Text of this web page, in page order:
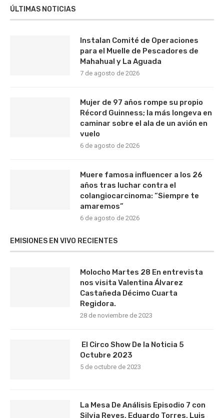
ÚLTIMAS NOTICIAS
Instalan Comité de Operaciones
para el Muelle de Pescadores de
Mahahual y La Aguada
7 de agosto de 2026
Mujer de 97 años rompe su propio
Récord Guinness; la más longeva en
caminar sobre el ala de un avión en
vuelo
6 de agosto de 2026
Muere famosa influencer a los 26
años tras luchar contra el
colangiocarcinoma: “Siempre te
amaremos”
6 de agosto de 2026
EMISIONES EN VIVO RECIENTES
Molocho Martes 28 En entrevista
nos visita Valentina Álvarez
Castañeda Décimo Cuarta
Regidora.
28 de noviembre de 2023
El Circo Show De la Noticia 5
Octubre 2023
5 de octubre de 2023
La Mesa De Análisis Episodio 7 con
Silvia Reyes, Eduardo Torres, Luis